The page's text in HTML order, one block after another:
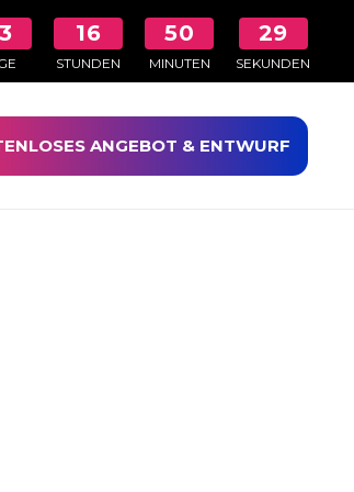
16
STUNDEN
50
MINUTEN
29
SEKUNDEN
öffnen ANGEBOT & ENTWURF